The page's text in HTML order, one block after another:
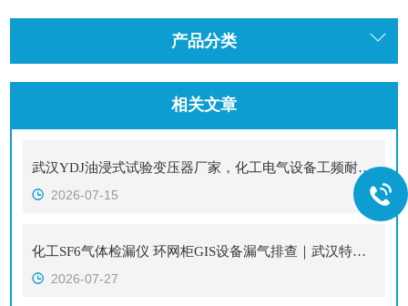
产品分类
相关文章
武汉YDJ油浸式试验变压器厂家，化工电气设备工频耐压试验设备
2026-07-15
化工SF6气体检漏仪 环网柜GIS设备漏气排查｜武汉特高压
2026-07-27